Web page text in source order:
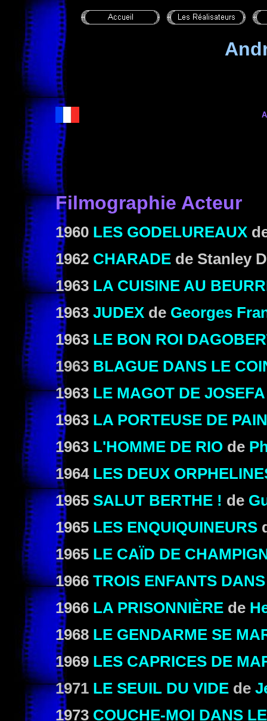
Filmographie Acteur
1960 LES GODELUREAUX
1962 CHARADE de Stanley
1963 LA CUISINE AU
1963 JUDEX de Georges
1963 LE BON ROI
1963 BLAGUE DANS LE
1963 LE MAGOT DE JOSEFA
1963 LA PORTEUSE DE PAIN
1963 L'HOMME DE RIO de
1964 LES DEUX
1965 SALUT BERTHE ! de
1965 LES ENQUIQUINEURS
1965 LE CAÏD DE
1966 TROIS ENFANTS
1966 LA PRISONNIÈRE de
1968 LE GENDARME SE
1969 LES CAPRICES DE
1971 LE SEUIL DU VIDE de
1973 COUCHE-MOI DANS